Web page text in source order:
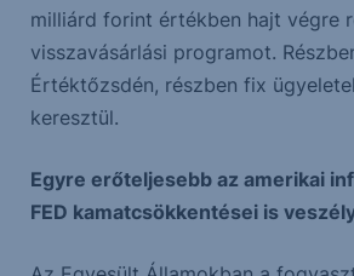
milliárd forint értékben hajt végre
visszavásárlási programot.
Értéktőzsdén, részben fix
keresztül.
Egyre erőteljesebb az amerikai
FED kamatcsökkentései is